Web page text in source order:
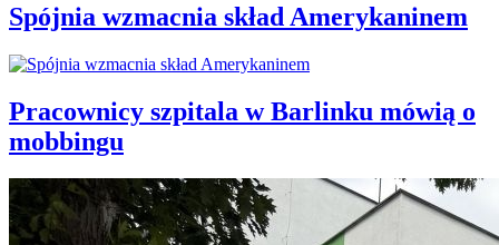
Spójnia wzmacnia skład Amerykaninem
Pracownicy szpitala w Barlinku mówią o
mobbingu